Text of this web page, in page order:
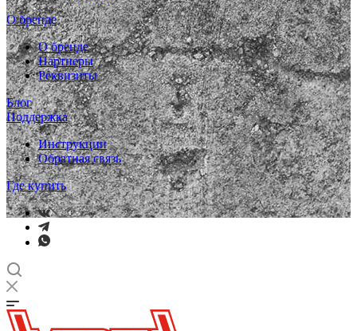
О бренде
О бренде
Партнеры
Реквизиты
Блог
Поддержка
Инструкции
Обратная связь
Где купить